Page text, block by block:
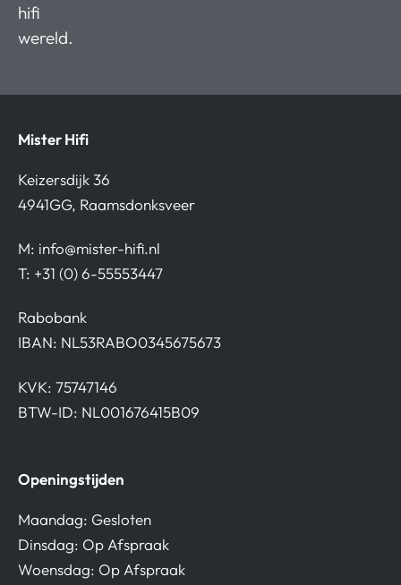
hifi
wereld.
Mister Hifi
Keizersdijk 36
4941GG, Raamsdonksveer
M: info@mister-hifi.nl
T: +31 (0) 6-55553447
Rabobank
IBAN: NL53RABO0345675673
KVK: 75747146
BTW-ID: NL001676415B09
Openingstijden
Maandag: Gesloten
Dinsdag: Op Afspraak
Woensdag: Op Afspraak